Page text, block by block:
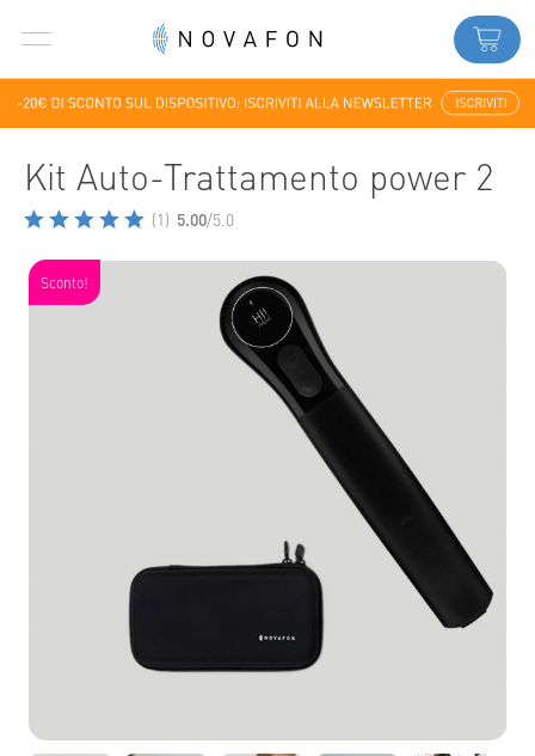
Kit Auto-Trattamento power 2
(1) 5.00/5.0
Sconto!